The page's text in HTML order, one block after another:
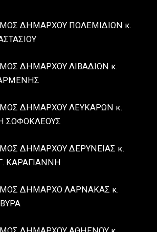
ΔΗΜΑΡΧΟΥ ΠΟΛΕΜΙΔΙΩΝ κ.
ΔΗΜΑΡΧΟΥ ΛΙΒΑΔΙΩΝ κ.
ΔΗΜΑΡΧΟΥ ΛΕΥΚΑΡΩΝ κ.
ΣΟΦΟΚΛΕΟΥΣ
ΔΗΜΑΡΧΟΥ ΔΕΡΥΝΕΙΑΣ κ.
ΚΑΡΑΓΙΑΝΝΗ
ΔΗΜΑΡΧΟ ΛΑΡΝΑΚΑΣ κ.